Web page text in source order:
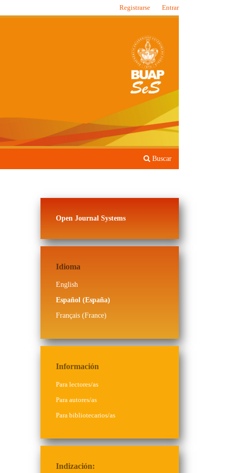
Buscar
Registrarse Entrar
Open Journal Systems
Idioma
English
Español (España)
Français (France)
Información
Para lectores/as
Para autores/as
Para bibliotecarios/as
Indización: